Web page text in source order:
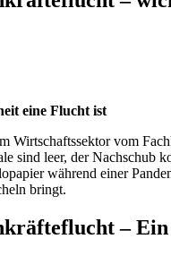
eine Flucht ist
Wirtschaftssektor vom
sind leer, der Nachschub
während einer
bringt.
–